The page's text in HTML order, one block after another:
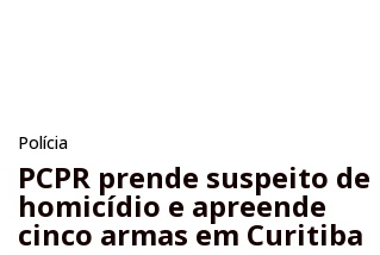
Polícia
PCPR prende suspeito de
homicídio e apreende
cinco armas em Curitiba